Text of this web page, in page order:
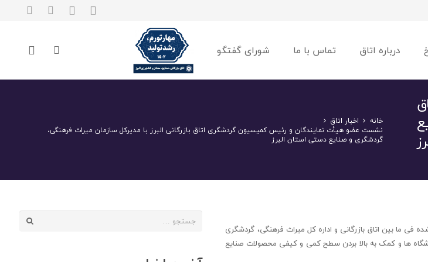
درباره اتاق تماس با ما شورای گفتگو
خانه
اخبار اتاق
نشست عضو هیأت نمایندگان و رئیس کمیسیون گردشگری اتاق بازرگانی البرز با مدیرکل سازمان میراث فرهنگی،
گردشگری و صنایع دستی استان البرز
ما بین اتاق بازرگانی و اداره کل میراث فرهنگی، گردشگری
ها و کمک به بالا بردن سطح کمی و کیفی محصولات صنایع
جستجو